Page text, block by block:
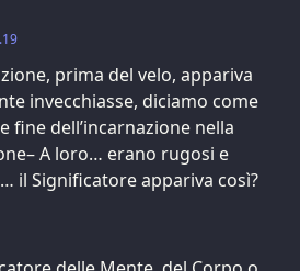
prima del velo, appariva
invecchiasse, diciamo come
fine dell’incarnazione nella
A loro… erano rugosi e
il Significatore appariva così?